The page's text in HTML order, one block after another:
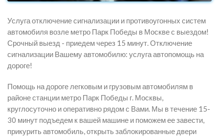
Услуга отключение сигнализации и противоугонных систем
автомобиля возле метро Парк Победы в Москве с выездом!
Срочный выезд - приедем через 15 минут. Отключение
сигнализации Вашему автомобилю: услуга автопомощь на
дороге!
Помощь на дороге легковым и грузовым автомобилям в
районе станции метро Парк Победы г. Москвы,
круглосуточно и оперативно рядом с Вами. Мы в течение 15-
30 минут подъедем к вашей машине и поможем ее завести,
прикурить автомобиль, открыть заблокированные двери